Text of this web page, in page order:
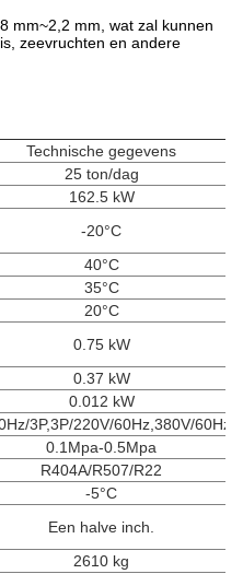
mm~2,2 mm, wat zal kunnen
zeevruchten en andere
Technische gegevens
25 ton/dag
162.5 kW
-20°C
40°C
35°C
20°C
0.75 kW
0.37 kW
0.012 kW
3P,3P/220V/60Hz,380V/60Hz/
0.1Mpa-0.5Mpa
R404A/R507/R22
-5°C
Een halve inch.
2610 kg